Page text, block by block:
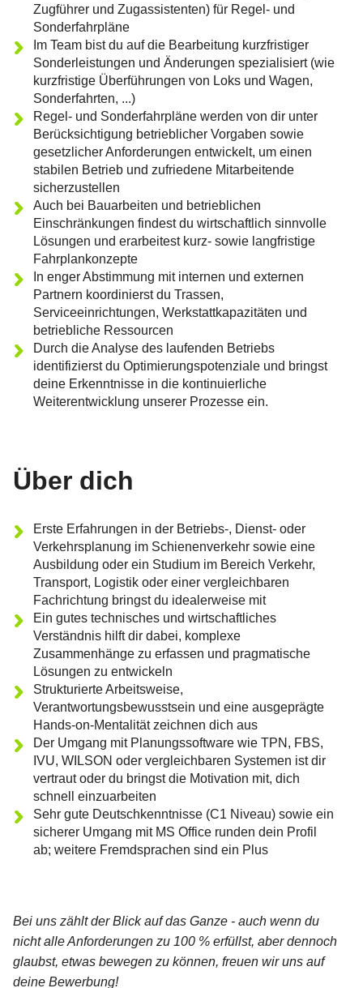
Zugführer und Zugassistenten) für Regel- und
Sonderfahrpläne
Im Team bist du auf die Bearbeitung kurzfristiger
Sonderleistungen und Änderungen spezialisiert (wie
kurzfristige Überführungen von Loks und Wagen,
Sonderfahrten, ...)
Regel- und Sonderfahrpläne werden von dir unter
Berücksichtigung betrieblicher Vorgaben sowie
gesetzlicher Anforderungen entwickelt, um einen
stabilen Betrieb und zufriedene Mitarbeitende
sicherzustellen
Auch bei Bauarbeiten und betrieblichen
Einschränkungen findest du wirtschaftlich sinnvolle
Lösungen und erarbeitest kurz- sowie langfristige
Fahrplankonzepte
In enger Abstimmung mit internen und externen
Partnern koordinierst du Trassen,
Serviceeinrichtungen, Werkstattkapazitäten und
betriebliche Ressourcen
Durch die Analyse des laufenden Betriebs
identifizierst du Optimierungspotenziale und bringst
deine Erkenntnisse in die kontinuierliche
Weiterentwicklung unserer Prozesse ein.
Über dich
Erste Erfahrungen in der Betriebs-, Dienst- oder
Verkehrsplanung im Schienenverkehr sowie eine
Ausbildung oder ein Studium im Bereich Verkehr,
Transport, Logistik oder einer vergleichbaren
Fachrichtung bringst du idealerweise mit
Ein gutes technisches und wirtschaftliches
Verständnis hilft dir dabei, komplexe
Zusammenhänge zu erfassen und pragmatische
Lösungen zu entwickeln
Strukturierte Arbeitsweise,
Verantwortungsbewusstsein und eine ausgeprägte
Hands-on-Mentalität zeichnen dich aus
Der Umgang mit Planungssoftware wie TPN, FBS,
IVU, WILSON oder vergleichbaren Systemen ist dir
vertraut oder du bringst die Motivation mit, dich
schnell einzuarbeiten
Sehr gute Deutschkenntnisse (C1 Niveau) sowie ein
sicherer Umgang mit MS Office runden dein Profil
ab; weitere Fremdsprachen sind ein Plus
Bei uns zählt der Blick auf das Ganze - auch wenn du
nicht alle Anforderungen zu 100 % erfüllst, aber dennoch
glaubst, etwas bewegen zu können, freuen wir uns auf
deine Bewerbung!